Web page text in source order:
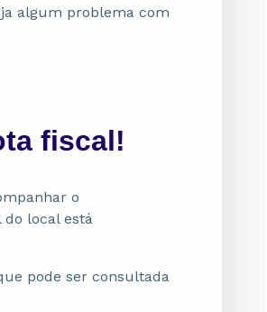
algum problema com
fiscal!
o
local está
pode ser consultada